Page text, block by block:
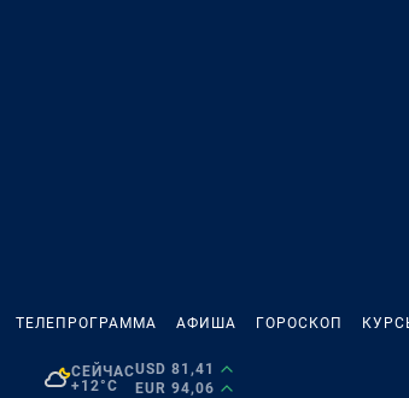
ТЕЛЕПРОГРАММА АФИША ГОРОСКОП
СЕЙЧАС
+12°C
USD 81,41
EUR 94,06